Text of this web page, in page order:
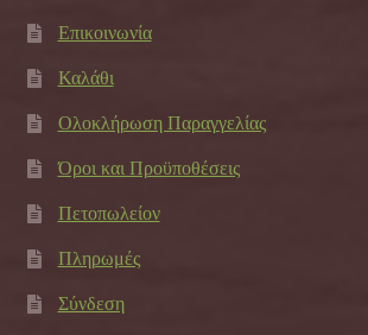
Επικοινωνία
Καλάθι
Ολοκλήρωση Παραγγελίας
Όροι και Προϋποθέσεις
Πετοπωλείον
Πληρωμές
Σύνδεση